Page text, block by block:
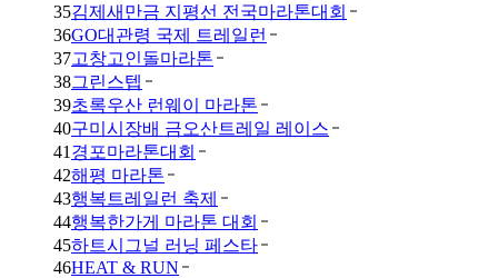
35김제새만금 지평선 전국마라톤대회
36GO대관령 국제 트레일런
37고창고인돌마라톤
38그린스텝
39초록우산 런웨이 마라톤
40구미시장배 금오산트레일 레이스
41 경포마라톤대회
42해평 마라톤
43행복트레일런 축제
44행복한가게 마라톤 대회
45하트시그널 러닝 페스타
46HEAT & RUN